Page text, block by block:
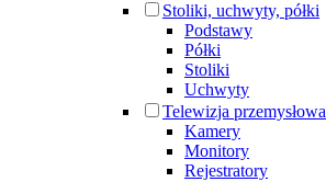
Stoliki, uchwyty, półki
Podstawy
Półki
Stoliki
Uchwyty
Telewizja przemysłowa
Kamery
Monitory
Rejestratory